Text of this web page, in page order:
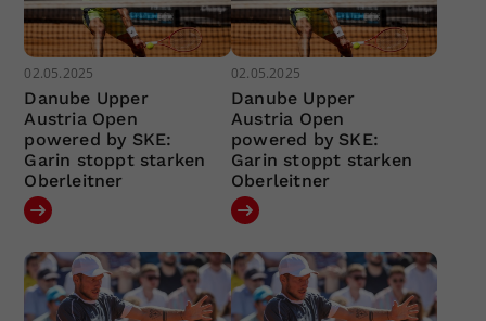
02.05.2025
Danube Upper
Austria Open
powered by SKE:
Garin stoppt starken
Oberleitner
02.05.2025
Danube Upper
Austria Open
powered by SKE:
Garin stoppt starken
Oberleitner